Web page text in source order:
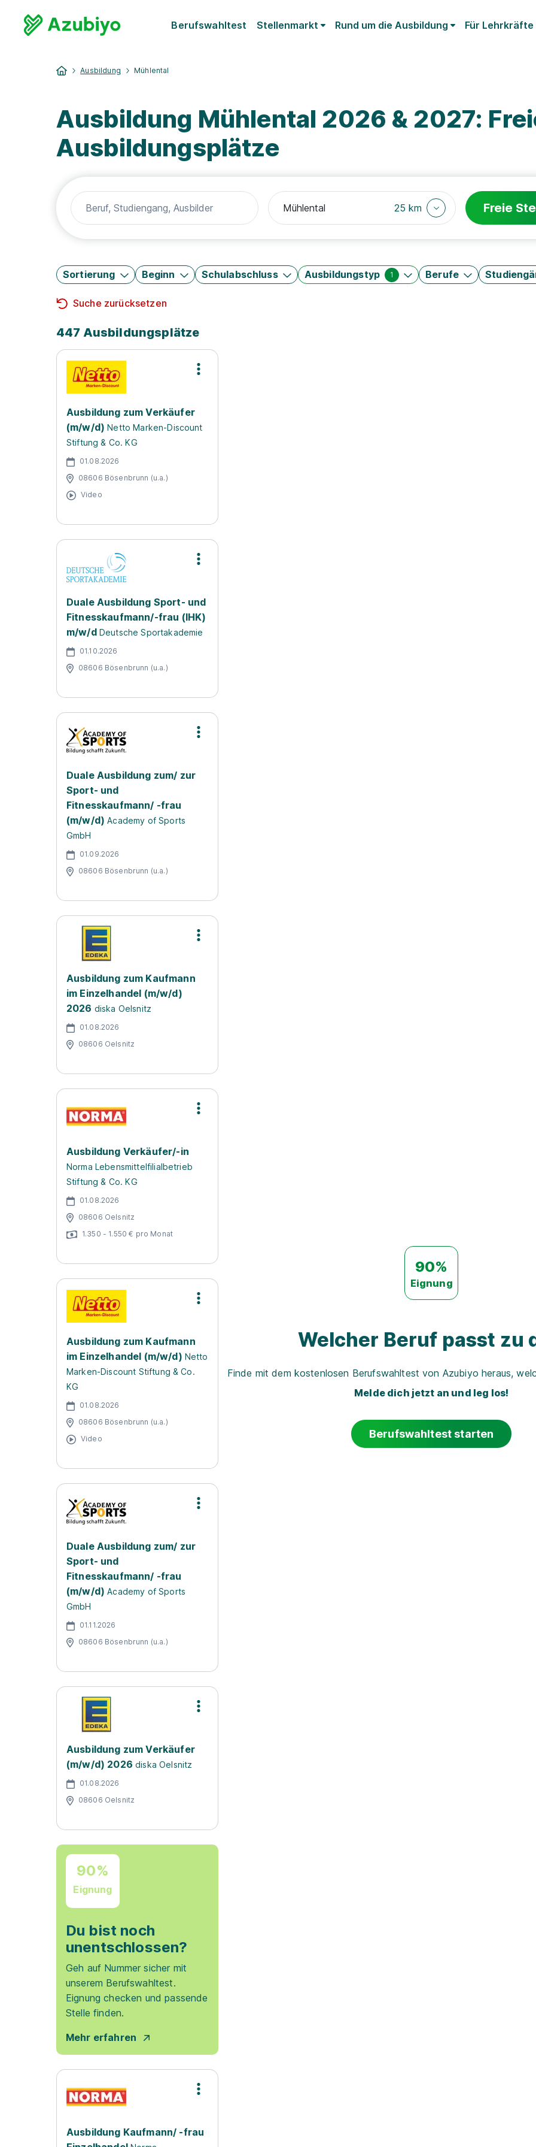
Berufswahltest Stellenmarkt Rund um die Ausbildung Für Lehrkräfte
Ausbildung Mühlental
Ausbildung Mühlental 2026 & 2027:
Ausbildungsplätze
25 km Freie
Sortierung Beginn Schulabschluss Ausbildungstyp 1 Berufe
Suche zurücksetzen
447 Ausbildungsplätze
Ausbildung zum Verkäufer
(m/w/d) Netto Marken-Discount
Stiftung & Co. KG
01.08.2026
08606 Bösenbrunn (u.a.)
Video
Duale Ausbildung Sport- und
Fitnesskaufmann/-frau (IHK)
m/w/d Deutsche Sportakademie
01.10.2026
08606 Bösenbrunn (u.a.)
Duale Ausbildung zum/ zur
Sport- und
Fitnesskaufmann/ -frau
(m/w/d) Academy of Sports
GmbH
01.09.2026
08606 Bösenbrunn (u.a.)
Ausbildung zum Kaufmann
im Einzelhandel (m/w/d)
2026 diska Oelsnitz
01.08.2026
08606 Oelsnitz
Ausbildung Verkäufer/-in
Norma Lebensmittelfilialbetrieb
Stiftung & Co. KG
01.08.2026
08606 Oelsnitz
1.350 - 1.550 € pro Monat
Ausbildung zum Kaufmann
im Einzelhandel (m/w/d) Netto
Marken-Discount Stiftung & Co.
KG
01.08.2026
08606 Bösenbrunn (u.a.)
Video
Duale Ausbildung zum/ zur
Sport- und
Fitnesskaufmann/ -frau
(m/w/d) Academy of Sports
GmbH
01.11.2026
08606 Bösenbrunn (u.a.)
Ausbildung zum Verkäufer
(m/w/d) 2026 diska Oelsnitz
01.08.2026
08606 Oelsnitz
90%
Eignung
Du bist noch
unentschlossen?
Geh auf Nummer sicher mit
unserem Berufswahltest.
Eignung checken und passende
Stelle finden.
Mehr erfahren
Ausbildung Kaufmann/ -frau
90%
Eignung
Welcher Beruf passt zu
Finde mit dem kostenlosen Berufswahltest von Azubiyo heraus,
Melde dich jetzt an und leg los!
Berufswahltest starten